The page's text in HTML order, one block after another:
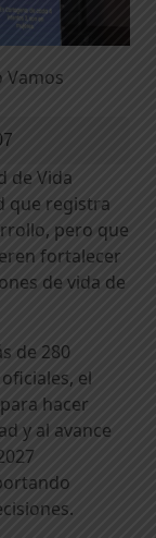
Vamos
de Vida
que registra
pero que
fortalecer
de vida de
de 280
el
hacer
y al avance